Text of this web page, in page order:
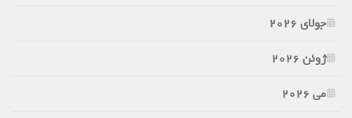
جولای 2026
ژوئن 2026
می 2026